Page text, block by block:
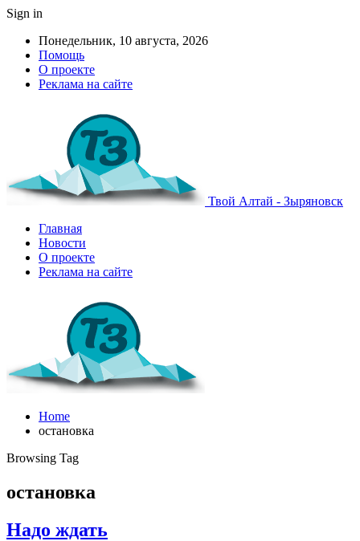
Sign in
Понедельник, 10 августа, 2026
Помощь
О проекте
Реклама на сайте
Твой Алтай - Зыряновск
Главная
Новости
О проекте
Реклама на сайте
Home
остановка
Browsing Tag
остановка
Надо ждать